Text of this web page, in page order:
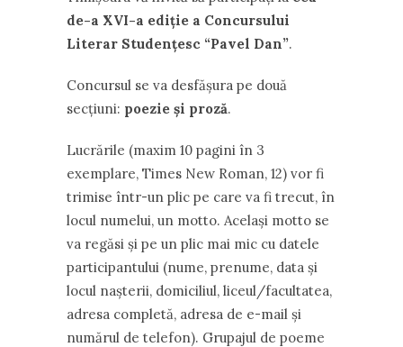
de-a XVI-a ediţie a Concursului
Literar Studenţesc “Pavel Dan”.
Concursul se va desfăşura pe două
secţiuni: poezie şi proză.
Lucrările (maxim 10 pagini în 3
exemplare, Times New Roman, 12) vor fi
trimise într-un plic pe care va fi trecut, în
locul numelui, un motto. Acelaşi motto se
va regăsi şi pe un plic mai mic cu datele
participantului (nume, prenume, data şi
locul naşterii, domiciliul, liceul/facultatea,
adresa completă, adresa de e-mail şi
numărul de telefon). Grupajul de poeme